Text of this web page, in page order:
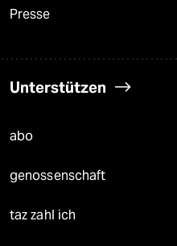
Presse
Unterstützen
abo
genossenschaft
taz zahl ich